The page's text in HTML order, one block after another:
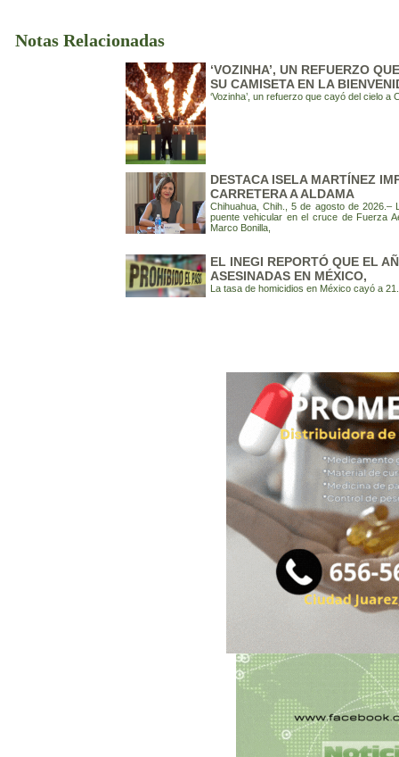
Notas Relacionadas
‘VOZINHA’, UN REFUERZO
SU CAMISETA EN LA
‘Vozinha’, un refuerzo que cayó del cielo
DESTACA ISELA MARTÍNEZ
CARRETERA A ALDAMA
Chihuahua, Chih., 5 de agosto de
puente vehicular en el cruce de Fuerza
Marco Bonilla,
EL INEGI REPORTÓ QUE EL
ASESINADAS EN MÉXICO,
La tasa de homicidios en México cayó a